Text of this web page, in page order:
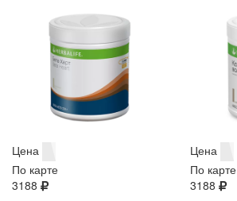
Цена
По карте
3188
Цена
По карте
3188